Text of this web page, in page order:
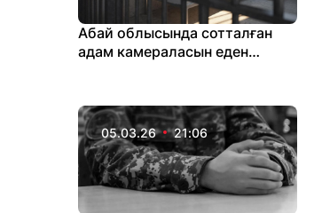
Абай облысында сотталған
адам камераласын еден
05.03.26 21:06